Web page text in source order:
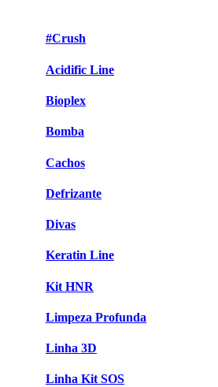
#Crush
Acidific Line
Bioplex
Bomba
Cachos
Defrizante
Divas
Keratin Line
Kit HNR
Limpeza Profunda
Linha 3D
Linha Kit SOS